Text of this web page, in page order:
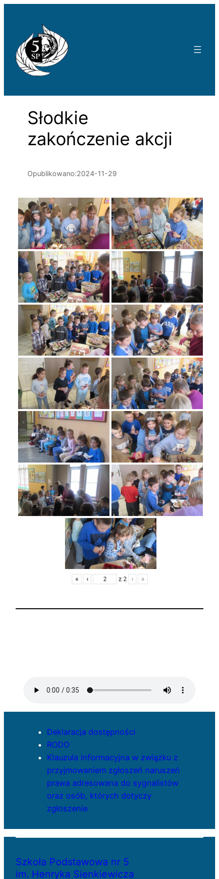
Słodkie
zakończenie akcji
Opublikowano:2024-11-29
« ‹ z 2 › »
Deklaracja dostępności
RODO
Klauzula informacyjna w związku z
przyjmowaniem zgłoszeń naruszeń
prawa adresowana do sygnalistów
oraz osób, których dotyczy
zgłoszenie
Szkoła Podstawowa nr 5
im. Henryka Sienkiewicza